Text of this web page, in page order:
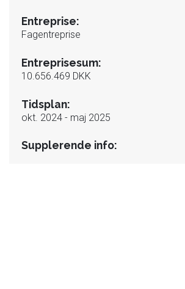
Entreprise:
Fagentreprise
Entreprisesum:
10.656.469 DKK
Tidsplan:
okt. 2024 - maj 2025
Supplerende info: